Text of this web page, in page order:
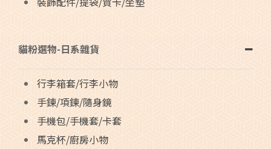
貓粉選物-日系雜貨
行李箱套/行李小物
手鍊/項鍊/隨身鏡
手機包/手機套/卡套
馬克杯/廚房小物